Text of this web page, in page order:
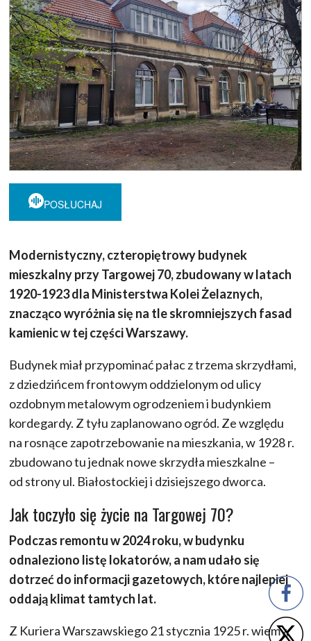
POSŁUCHAJ
Modernistyczny, czteropiętrowy budynek
mieszkalny przy Targowej 70, zbudowany w latach
1920-1923 dla Ministerstwa Kolei Żelaznych,
znacząco wyróżnia się na tle skromniejszych fasad
kamienic w tej części Warszawy.
Budynek miał przypominać pałac z trzema skrzydłami,
z dziedzińcem frontowym oddzielonym od ulicy
ozdobnym metalowym ogrodzeniem i budynkiem
kordegardy. Z tyłu zaplanowano ogród. Ze względu
na rosnące zapotrzebowanie na mieszkania, w 1928 r.
zbudowano tu jednak nowe skrzydła mieszkalne –
od strony ul. Białostockiej i dzisiejszego dworca.
Jak toczyło się życie na Targowej 70?
Podczas remontu w 2024 roku, w budynku
odnaleziono listę lokatorów, a nam udało się
dotrzeć do informacji gazetowych, które najlepiej
oddają klimat tamtych lat.
Z Kuriera Warszawskiego 21 stycznia 1925 r. wiemy,